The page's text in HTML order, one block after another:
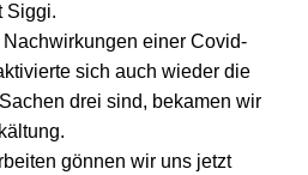
Siggi.
einer Covid-
sich auch wieder die
drei sind, bekamen wir
gönnen wir uns jetzt